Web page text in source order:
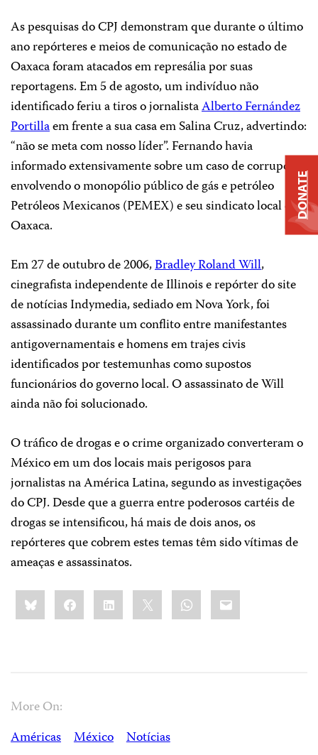
As pesquisas do CPJ demonstram que durante o último
ano repórteres e meios de comunicação no estado de
Oaxaca foram atacados em represália por suas
reportagens. Em 5 de agosto, um indivíduo não
identificado feriu a tiros o jornalistaAlberto Fernández
Portillaem frente a sua casa em Salina Cruz, advertindo:
“não se meta com nosso líder”. Fernando havia
informado extensivamente sobre um caso de corrupção
envolvendo o monopólio público de gás e petróleo
Petróleos Mexicanos (PEMEX) e seu sindicato local em
Oaxaca.
Em 27 de outubro de 2006,Bradley Roland Will,
cinegrafista independente de Illinois e repórter do site
de notícias Indymedia, sediado em Nova York, foi
assassinado durante um conflito entre manifestantes
antigovernamentais e homens em trajes civis
identificados por testemunhas como supostos
funcionários do governo local. O assassinato de Will
ainda não foi solucionado.
O tráfico de drogas e o crime organizado converteram o
México em um dos locais mais perigosos para
jornalistas na América Latina, segundo as investigações
do CPJ. Desde que a guerra entre poderosos cartéis de
drogas se intensificou, há mais de dois anos, os
repórteres que cobrem estes temas têm sido vítimas de
ameaças e assassinatos.
Share
this:BlueskyFacebookLinkedIn WhatsApp
Email
More On:
Américas
México
Notícias
DONATE